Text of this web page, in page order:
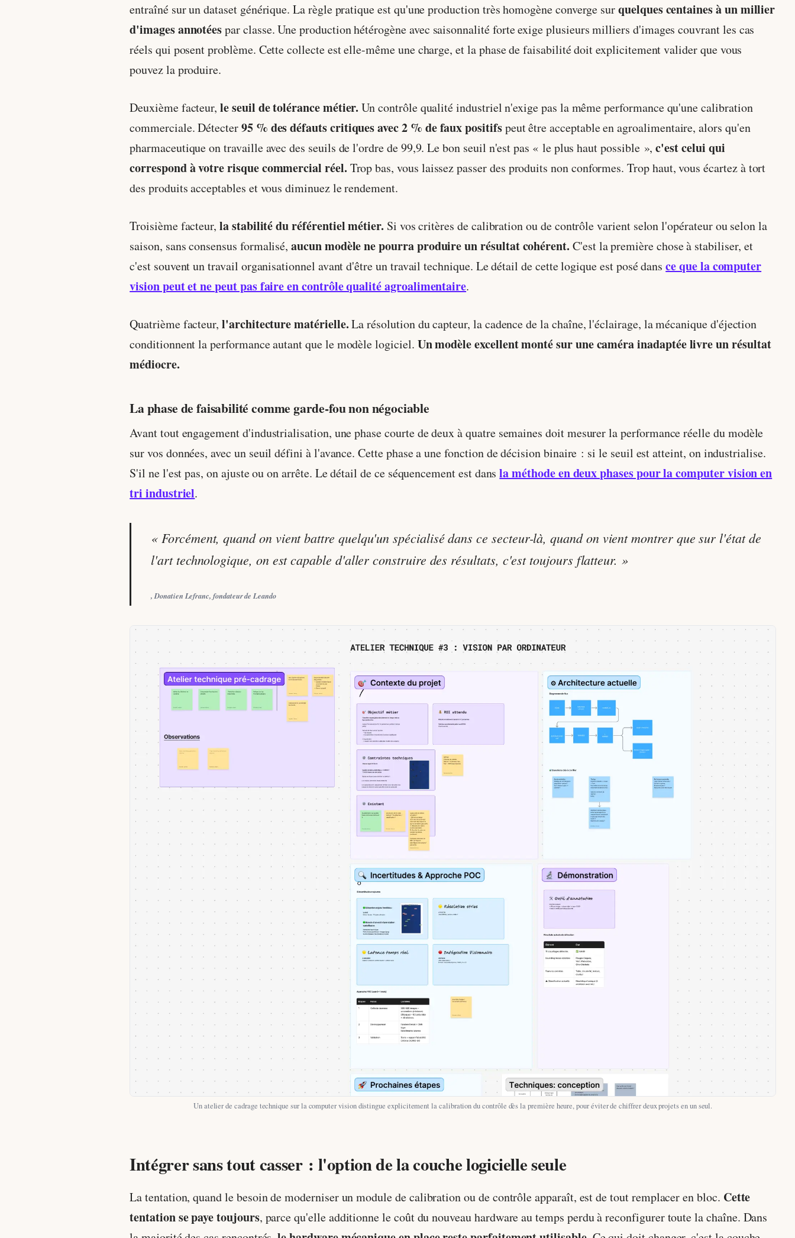
entraîné sur un dataset générique. La règle pratique est qu'une production très homogène converge surquelques centaines à un millier
d'images annotéespar classe. Une production hétérogène avec saisonnalité forte exige plusieurs milliers d'images couvrant les cas
réels qui posent problème. Cette collecte est elle-même une charge, et la phase de faisabilité doit explicitement valider que vous
pouvez la produire.
Deuxième facteur,le seuil de tolérance métier. Un contrôle qualité industriel n'exige pas la même performance qu'une calibration
commerciale. Détecter95 % des défauts critiques avec 2 % de faux positifspeut être acceptable en agroalimentaire, alors qu'en
pharmaceutique on travaille avec des seuils de l'ordre de 99,9. Le bon seuil n'est pas « le plus haut possible »,c'est celui qui
correspond à votre risque commercial réel. Trop bas, vous laissez passer des produits non conformes. Trop haut, vous écartez à tort
des produits acceptables et vous diminuez le rendement.
Troisième facteur,la stabilité du référentiel métier. Si vos critères de calibration ou de contrôle varient selon l'opérateur ou selon la
saison, sans consensus formalisé,aucun modèle ne pourra produire un résultat cohérent. C'est la première chose à stabiliser, et
c'est souvent un travail organisationnel avant d'être un travail technique. Le détail de cette logique est posé dans ce que la computer
vision peut et ne peut pas faire en contrôle qualité agroalimentaire.
Quatrième facteur,l'architecture matérielle.La résolution du capteur, la cadence de la chaîne, l'éclairage, la mécanique d'éjection
conditionnent la performance autant que le modèle logiciel. Un modèle excellent monté sur une caméra inadaptée livre un résultat
médiocre.
La phase de faisabilité comme garde-fou non négociable
Avant tout engagement d'industrialisation, une phase courte de deux à quatre semaines doit mesurer la performance réelle du modèle
sur vos données, avec un seuil défini à l'avance. Cette phase a une fonction de décision binaire : si le seuil est atteint, on industrialise.
S'il ne l'est pas, on ajuste ou on arrête. Le détail de ce séquencement est dans la méthode en deux phases pour la computer vision en
tri industriel.
« Forcément, quand on vient battre quelqu'un spécialisé dans ce secteur-là, quand on vient montrer que sur l'état de
l'art technologique, on est capable d'aller construire des résultats, c'est toujours flatteur. »
, Donatien Lefranc, fondateur de Leando
Un atelier de cadrage technique sur la computer vision distingue explicitement la calibration du contrôle dès la première heure, pour éviter de chiffrer deux projets en un seul.
Intégrer sans tout casser : l'option de la couche logicielle seule
La tentation, quand le besoin de moderniser un module de calibration ou de contrôle apparaît, est de tout remplacer en bloc. Cette
tentation se paye toujours, parce qu'elle additionne le coût du nouveau hardware au temps perdu à reconfigurer toute la chaîne. Dans